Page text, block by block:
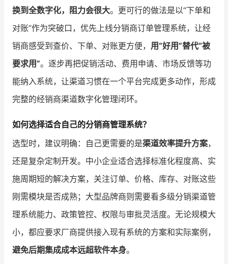
换到全数字化，阻力会很大。更可行的做法是以“下单和
对账”作为突破口，优先上线分销商订单管理系统，让经
销商感受到查价、下单、对账更方便， 用“好用”替代“被
要求用”。逐步再把促销活动、费用申请、市场反馈等功
能纳入系统，让渠道习惯在一个平台完成更多动作，形成
完整的经销商渠道数字化管理闭环。
如何选择适合自己的分销商管理系统？
选型时，建议明确：自己更需要的是渠道效率提升方案，
还是复杂定制开发。中小企业适合选择标准化程度高、实
施周期短的解决方案，关注订单、价格、库存、对账这些
刚需模块是否成熟；大型品牌商则需要看多级分销渠道管
理系统能力、政策管控、权限与审批灵活度。无论规模大
小，都应要求厂商提供接入现有系统的方案和实际案例，
避免后期集成成本远超软件本身。